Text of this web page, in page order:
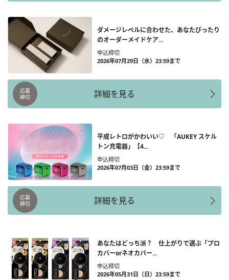
ダメージレベルに合わせた、あなたぴったり
のオーダーメイドケア...
申込締切
2026年07月29日（水）23:59まで
詳細を見る
応募
締切
平成レトロがかわいい♡ 「AUKEY スケル
トン充電器」【4...
申込締切
2026年07月03日（金）23:59まで
詳細を見る
応募
締切
あなたはどっち派？ 仕上がりで選ぶ「プロ
カバーorネオカバー...
申込締切
2026年05月31日（日）23:59まで